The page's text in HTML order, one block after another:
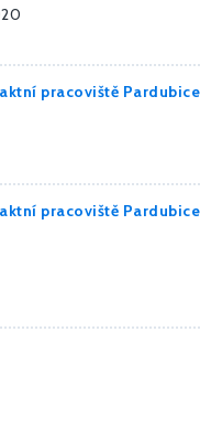
pracoviště
pracoviště